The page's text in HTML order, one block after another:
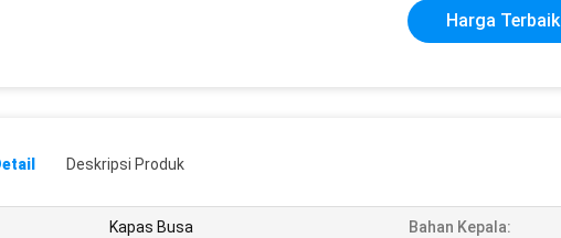
Harga Terbaik
Deskripsi Produk
Kapas Busa Bahan Kepala: